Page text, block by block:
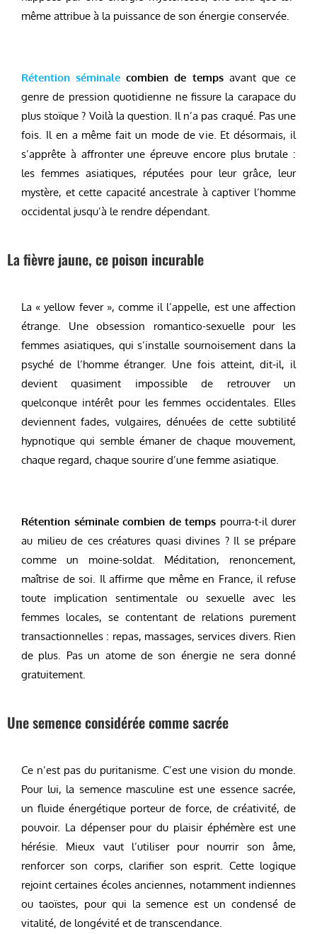
même attribue à la puissance de son énergie conservée.
Rétention séminale combien de tempsavant que ce
genre de pression quotidienne ne fissure la carapace du
plus stoïque ? Voilà la question. Il n’a pas craqué. Pas une
fois. Il en a même fait un mode de vie. Et désormais, il
s’apprête à affronter une épreuve encore plus brutale :
les femmes asiatiques, réputées pour leur grâce, leur
mystère, et cette capacité ancestrale à captiver l’homme
occidental jusqu’à le rendre dépendant.
La fièvre jaune, ce poison incurable
La « yellow fever », comme il l’appelle, est une affection
étrange. Une obsession romantico-sexuelle pour les
femmes asiatiques, qui s’installe sournoisement dans la
psyché de l’homme étranger. Une fois atteint, dit-il, il
devient quasiment impossible de retrouver un
quelconque intérêt pour les femmes occidentales. Elles
deviennent fades, vulgaires, dénuées de cette subtilité
hypnotique qui semble émaner de chaque mouvement,
chaque regard, chaque sourire d’une femme asiatique.
Rétention séminale combien de temps pourra-t-il durer
au milieu de ces créatures quasi divines ? Il se prépare
comme un moine-soldat. Méditation, renoncement,
maîtrise de soi. Il affirme que même en France, il refuse
toute implication sentimentale ou sexuelle avec les
femmes locales, se contentant de relations purement
transactionnelles : repas, massages, services divers. Rien
de plus. Pas un atome de son énergie ne sera donné
gratuitement.
Une semence considérée comme sacrée
Ce n’est pas du puritanisme. C’est une vision du monde.
Pour lui, la semence masculine est une essence sacrée,
un fluide énergétique porteur de force, de créativité, de
pouvoir. La dépenser pour du plaisir éphémère est une
hérésie. Mieux vaut l’utiliser pour nourrir son âme,
renforcer son corps, clarifier son esprit. Cette logique
rejoint certaines écoles anciennes, notamment indiennes
ou taoïstes, pour qui la semence est un condensé de
vitalité, de longévité et de transcendance.